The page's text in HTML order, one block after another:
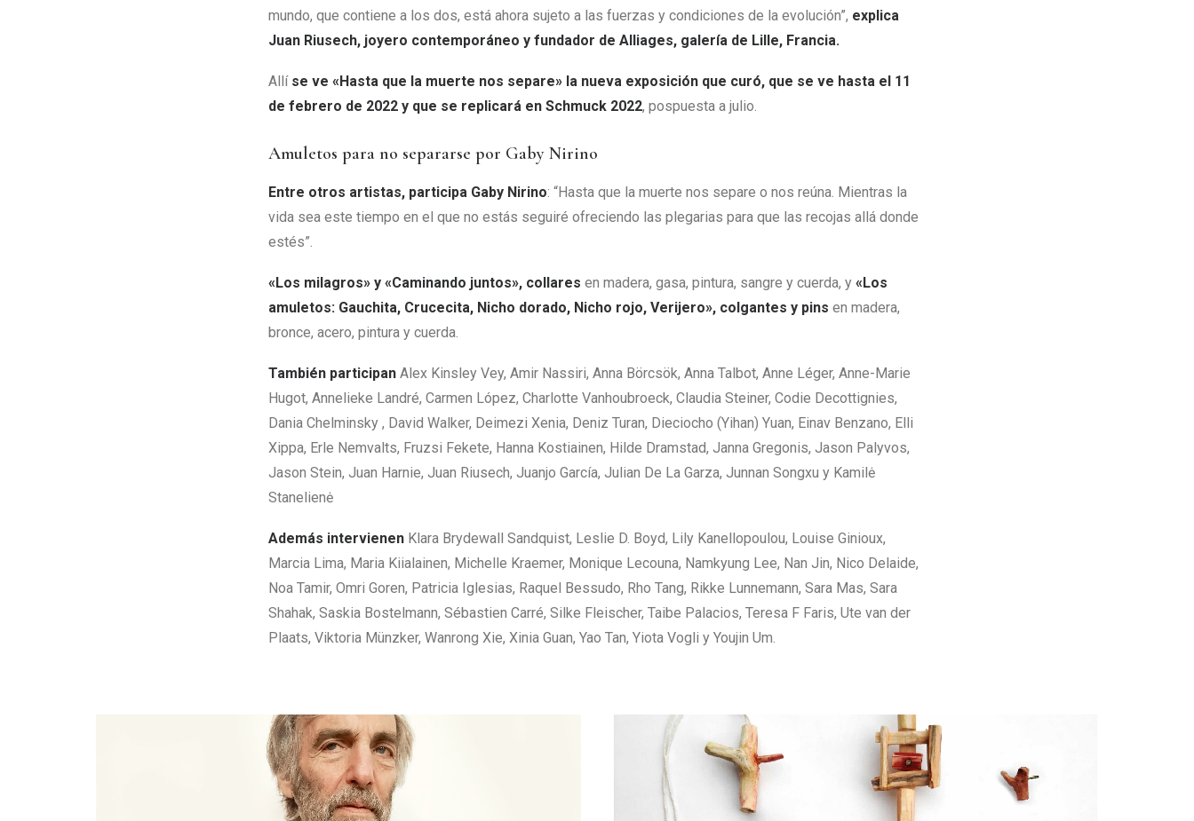
mundo, que contiene a los dos, está ahora sujeto a las fuerzas y condiciones de la evolución”, explica
Juan Riusech, joyero contemporáneo y fundador de Alliages, galería de Lille, Francia.
Allí se ve «Hasta que la muerte nos separe» la nueva exposición que curó, que se ve hasta el 11
de febrero de 2022 y que se replicará en Schmuck 2022, pospuesta a julio.
Amuletos para no separarse por Gaby Nirino
Entre otros artistas, participa Gaby Nirino: “Hasta que la muerte nos separe o nos reúna. Mientras la
vida sea este tiempo en el que no estás seguiré ofreciendo las plegarias para que las recojas allá donde
estés”.
«Los milagros» y «Caminando juntos», collares en madera, gasa, pintura, sangre y cuerda, y «Los
amuletos: Gauchita, Crucecita, Nicho dorado, Nicho rojo, Verijero», colgantes y pins en madera,
bronce, acero, pintura y cuerda.
También participan Alex Kinsley Vey, Amir Nassiri, Anna Börcsök, Anna Talbot, Anne Léger, Anne-Marie
Hugot, Annelieke Landré, Carmen López, Charlotte Vanhoubroeck, Claudia Steiner, Codie Decottignies,
Dania Chelminsky , David Walker, Deimezi Xenia, Deniz Turan, Dieciocho (Yihan) Yuan, Einav Benzano, Elli
Xippa, Erle Nemvalts, Fruzsi Fekete, Hanna Kostiainen, Hilde Dramstad, Janna Gregonis, Jason Palyvos,
Jason Stein, Juan Harnie, Juan Riusech, Juanjo García, Julian De La Garza, Junnan Songxu y Kamilė
Stanelienė
Además intervienen Klara Brydewall Sandquist, Leslie D. Boyd, Lily Kanellopoulou, Louise Ginioux,
Marcia Lima, Maria Kiialainen, Michelle Kraemer, Monique Lecouna, Namkyung Lee, Nan Jin, Nico Delaide,
Noa Tamir, Omri Goren, Patricia Iglesias, Raquel Bessudo, Rho Tang, Rikke Lunnemann, Sara Mas, Sara
Shahak, Saskia Bostelmann, Sébastien Carré, Silke Fleischer, Taibe Palacios, Teresa F Faris, Ute van der
Plaats, Viktoria Münzker, Wanrong Xie, Xinia Guan, Yao Tan, Yiota Vogli y Youjin Um.